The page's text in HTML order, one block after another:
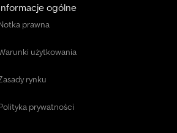
ogólne
prawna
użytkowania
rynku
prywatności